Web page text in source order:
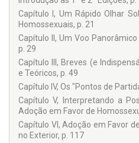
Capítulo I, Um Rápido Olhar
Homossexuais, p. 21
Capítulo II, Um Voo
p. 29
Capítulo III, Breves (e
e Teóricos, p. 49
Capítulo IV, Os "Pontos de
Capítulo V, Interpretando a
Adoção em Favor de
Capítulo VI, Adoção em Favor
no Exterior, p. 117